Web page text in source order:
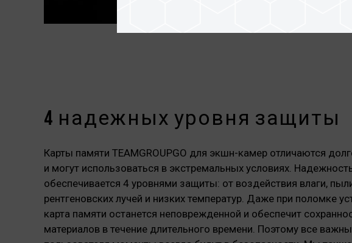
4 надежных уровня защиты
Карты памяти TEAMGROUPGO для экшн-камер отличаются
и могут использоваться в экстремальных условиях.
обеспечивается 4 уровнями защиты: от воздействия влаги,
рентгеновских лучей и низких температур. Даже при поломке
карта памяти останется неповрежденной и обеспечит
материалов в течение длительного времени. Поэтому все